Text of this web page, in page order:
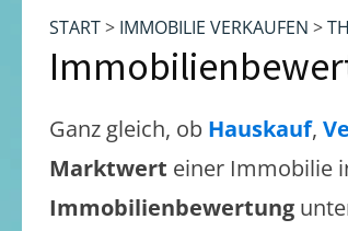
START> IMMOBILIE VERKAUFEN >
Ganz gleich, ob Hauskauf,
Marktwert einer Immobilie
Immobilienbewertung